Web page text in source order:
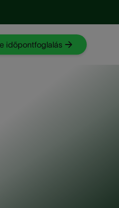
időpontfoglalás